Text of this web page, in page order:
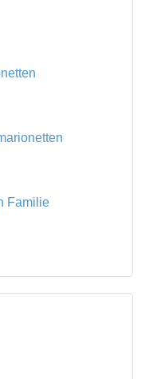
Familie